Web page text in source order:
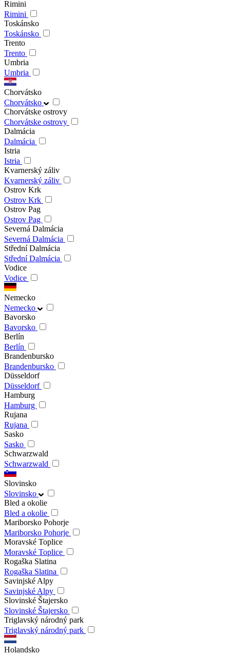
Rimini
Rimini
Toskánsko
Toskánsko
Trento
Trento
Umbria
Umbria
Chorvátsko
Chorvátsko
Chorvátske ostrovy
Chorvátske ostrovy
Dalmácia
Dalmácia
Istria
Istria
Kvarnerský záliv
Kvarnerský záliv
Ostrov Krk
Ostrov Krk
Ostrov Pag
Ostrov Pag
Severná Dalmácia
Severná Dalmácia
Střední Dalmácia
Střední Dalmácia
Vodice
Vodice
Nemecko
Nemecko
Bavorsko
Bavorsko
Berlín
Berlín
Brandenbursko
Brandenbursko
Düsseldorf
Düsseldorf
Hamburg
Hamburg
Rujana
Rujana
Sasko
Sasko
Schwarzwald
Schwarzwald
Slovinsko
Slovinsko
Bled a okolie
Bled a okolie
Mariborsko Pohorje
Mariborsko Pohorje
Moravské Toplice
Moravské Toplice
Rogaška Slatina
Rogaška Slatina
Savinjské Alpy
Savinjské Alpy
Slovinské Štajersko
Slovinské Štajersko
Triglavský národný park
Triglavský národný park
Holandsko